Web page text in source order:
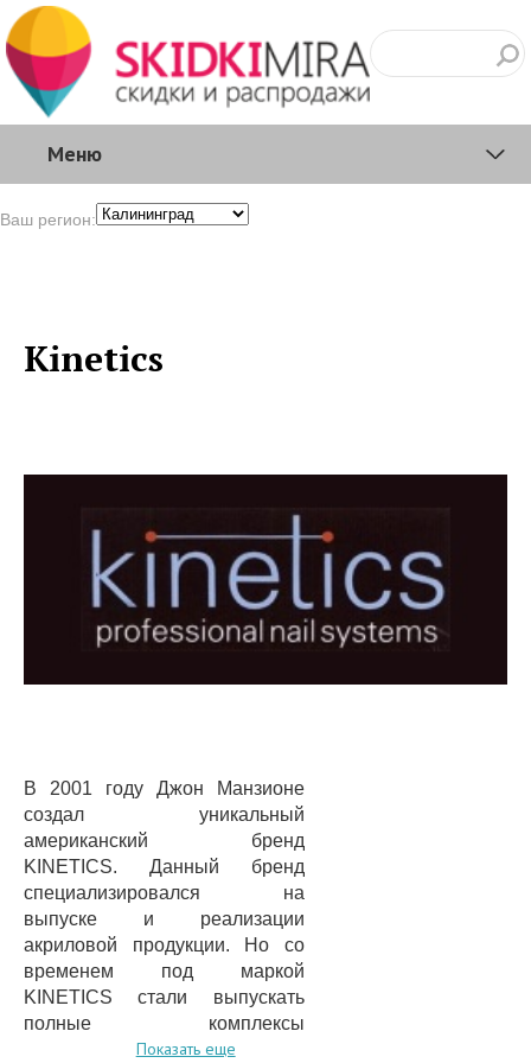
Меню
Ваш регион:
Kinetics
В 2001 году Джон Манзионе
создал уникальный
американский бренд
KINETICS. Данный бренд
специализировался на
выпуске и реализации
акриловой продукции. Но со
временем под маркой
KINETICS стали выпускать
полные комплексы
профессионального ухода за
Показать еще